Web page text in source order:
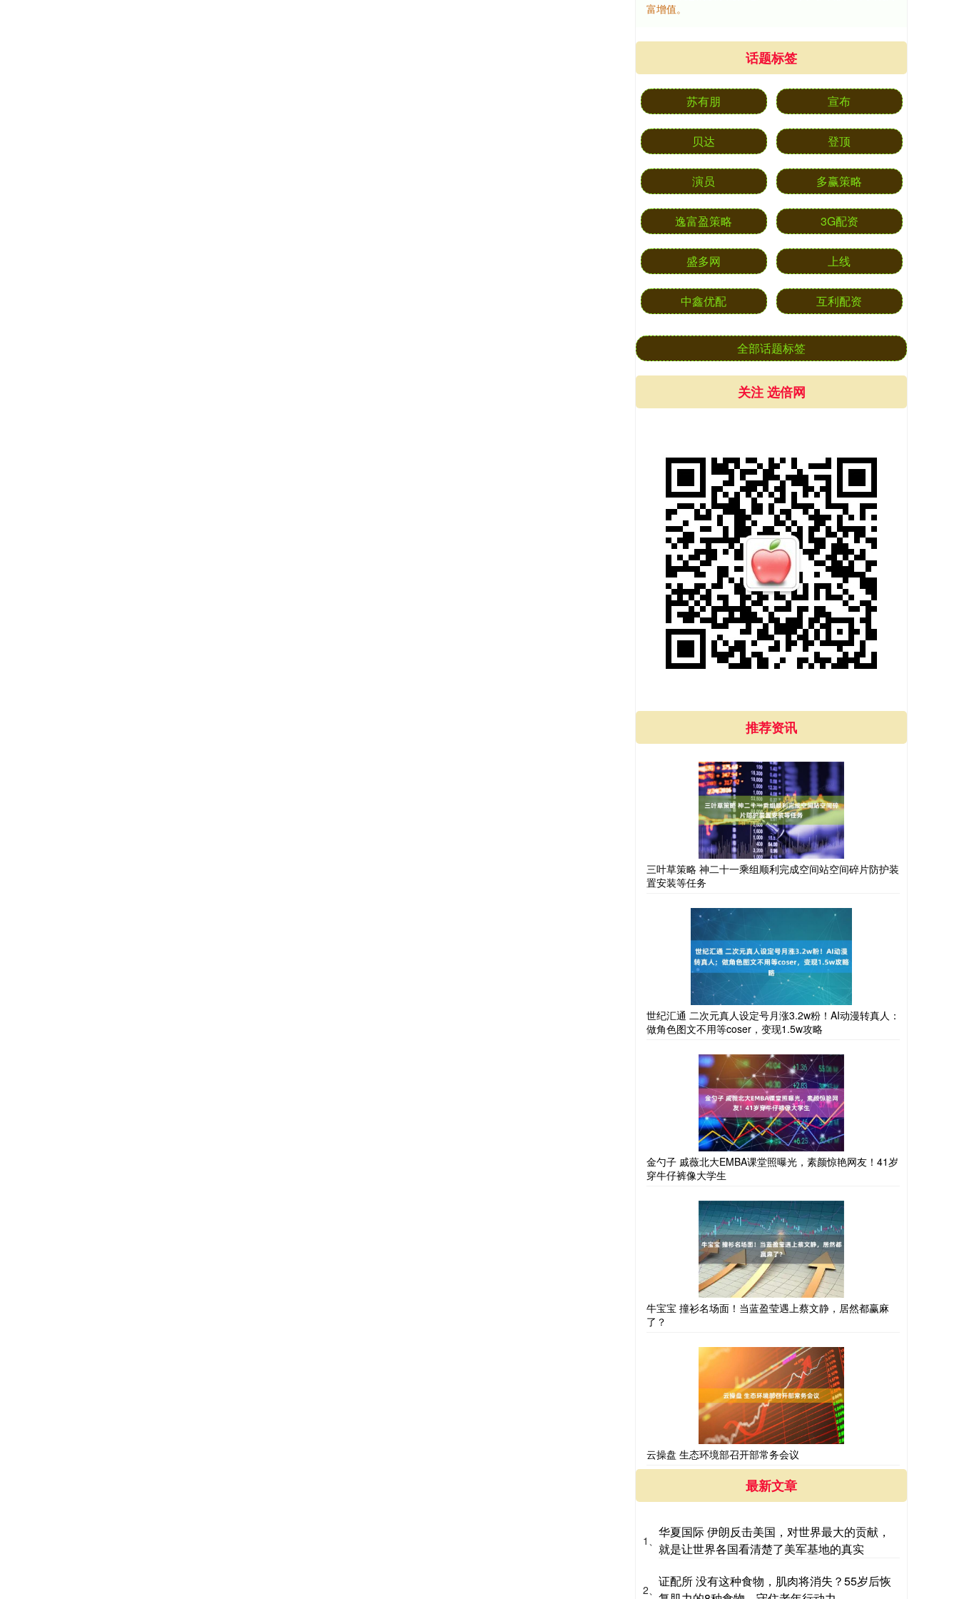
富增值。
话题标签
苏有朋 宣布
贝达 登顶
演员 多赢策略
逸富盈策略 3G配资
盛多网 上线
中鑫优配 互利配资
全部话题标签
关注 选倍网
推荐资讯
三叶草策略 神二十一乘组顺利完成空间站空间碎片防护装
置安装等任务
世纪汇通 二次元真人设定号月涨3.2w粉！AI动漫转真人：
做角色图文不用等coser，变现1.5w攻略
金勺子 戚薇北大EMBA课堂照曝光，素颜惊艳网友！41岁
穿牛仔裤像大学生
牛宝宝 撞衫名场面！当蓝盈莹遇上蔡文静，居然都赢麻
了？
云操盘 生态环境部召开部常务会议
最新文章
1、
华夏国际 伊朗反击美国，对世界最大的贡献，
就是让世界各国看清楚了美军基地的真实
2、
证配所 没有这种食物，肌肉将消失？55岁后恢